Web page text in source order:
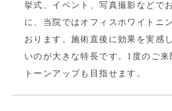
挙式、イベント、写真撮影などで
に、当院ではオフィスホワイトニ
おります。施術直後に効果を実感
いのが大きな特長です。1度のご
トーンアップも目指せます。